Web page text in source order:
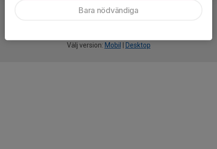
Välj version: Mobil Desktop
Bara nödvändiga